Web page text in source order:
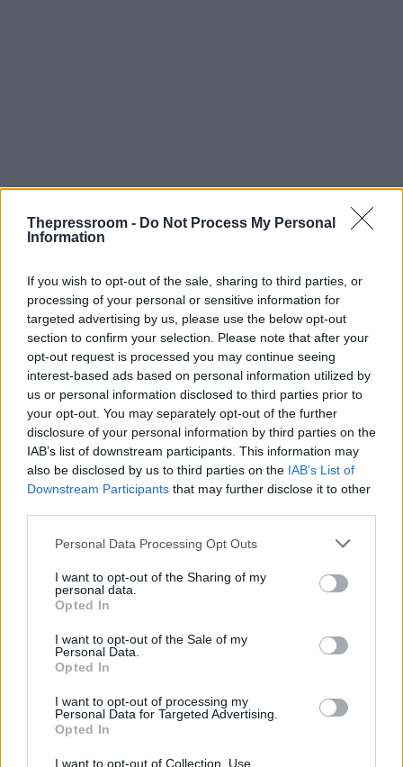
Thepressroom - Do Not Process My Personal
Information
If you wish to opt-out of the sale, sharing to third parties, or
processing of your personal or sensitive information for
targeted advertising by us, please use the below opt-out
section to confirm your selection. Please note that after your
opt-out request is processed you may continue seeing
interest-based ads based on personal information utilized by
us or personal information disclosed to third parties prior to
your opt-out. You may separately opt-out of the further
disclosure of your personal information by third parties on the
IAB’s list of downstream participants. This information may
also be disclosed by us to third parties on the IAB’s List of
Downstream Participants that may further disclose it to other
Please note that this website/app uses one or more Google
not limited to your visit or usage behaviour. You may click to
grant or deny consent to Google and its third-party tags to
use your data for below specified purposes in below Google
consent section.
Personal Data Processing Opt Outs
I want to opt-out of the Sharing of my
personal data.
Opted In
I want to opt-out of the Sale of my
Personal Data.
Opted In
I want to opt-out of processing my
Personal Data for Targeted Advertising.
Opted In
I want to opt-out of Collection, Use,
Όπως εξήγησε, η ασφάλεια της Αμερικής
εξαρτάται από έναν σταθερό Ατλαντικό, μια
ασφαλή Ευρώπη και μια προστατευμένη Αρκτική,
παράγοντες που εμποδίζουν, για παράδειγμα, τα
ρωσικά πυρηνικά υποβρύχια να προσεγγίσουν τις
αμερικανικές ακτές.
Παράλληλα, ο Μαρκ Ρούτε χαρακτήρισε τη
σημερινή συγκυρία ως μια «μεγάλη νίκη για τον
Πρόεδρο Τραμπ και μια ήττα για τον Πούτιν»,
καθώς οι Ευρωπαίοι σύμμαχοι και ο Καναδάς
συμμορφώνονται πλέον με τις αμερικανικές
προϋπολογισμούς τους.
Σημειώνεται ότι ο Ντόναλντ Τραμπ έχει επικρίνει
διαχρονικά το ΝΑΤΟ, καταγγέλλοντας την
υπερβολική εξάρτηση της Ευρώπης από τη
στρατιωτική ομπρέλα των ΗΠΑ. Υπό την
ασφυκτική πίεση της Ουάσινγκτον, τα κράτη-μέλη
συμφώνησαν ήδη από την προηγούμενη χρονιά
να αυξήσουν τις καθαρά στρατιωτικές τους
δαπάνες στο 3,5% του ΑΕΠ τους με ορίζοντα το